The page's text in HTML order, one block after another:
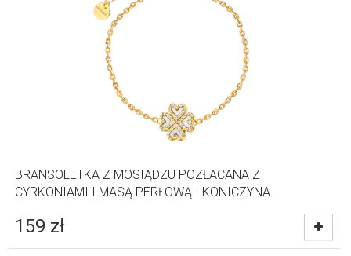
BRANSOLETKA Z MOSIĄDZU POZŁACANA Z
CYRKONIAMI I MASĄ PERŁOWĄ - KONICZYNA
159 zł